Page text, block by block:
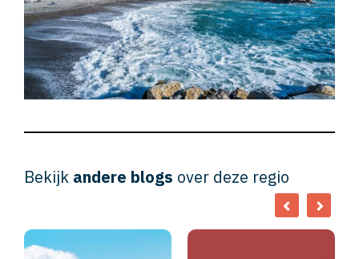
Bekijk andere blogs over deze regio